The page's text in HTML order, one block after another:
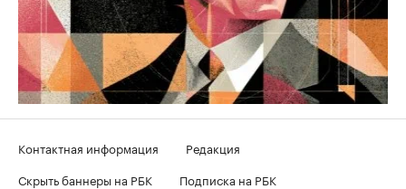
Контактная информация
Редакция
Скрыть баннеры на РБК
Подписка на РБК